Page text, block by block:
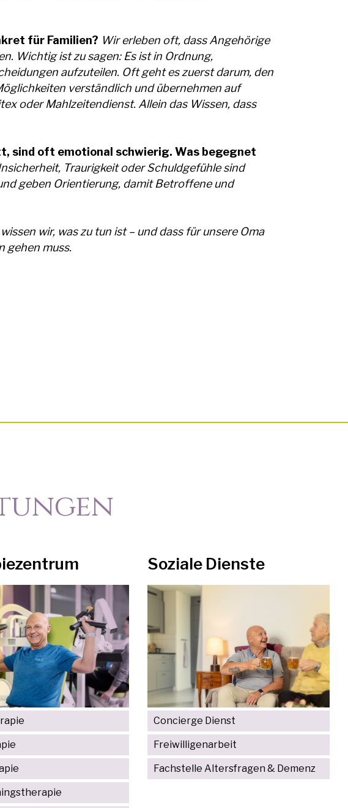
für Familien? Wir erleben oft, dass Angehörige
Wichtig ist zu sagen: Es ist in Ordnung,
aufzuteilen. Oft geht es zuerst darum, den
verständlich und übernehmen auf
oder Mahlzeitendienst. Allein das Wissen, dass
sind oft emotional schwierig. Was begegnet
Traurigkeit oder Schuldgefühle sind
geben Orientierung, damit Betroffene und
wir, was zu tun ist – und dass für unsere Oma
gehen muss.
Soziale Dienste
Concierge Dienst
Freiwilligenarbeit
Fachstelle Altersfragen & Demenz